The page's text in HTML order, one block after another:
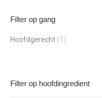
Filter op gang
Hoofdgerecht (1)
Filter op hoofdingredient